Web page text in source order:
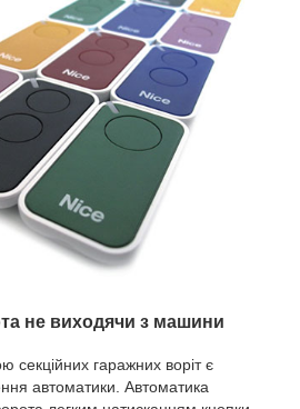
не виходячи з машини
секційних гаражних воріт є
автоматики. Автоматика